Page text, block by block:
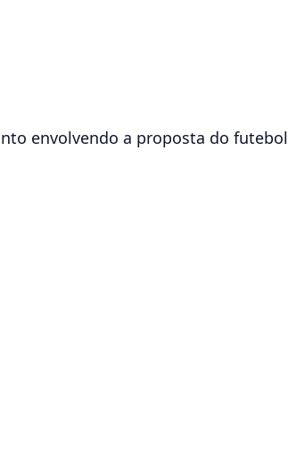
envolvendo a proposta do futebol